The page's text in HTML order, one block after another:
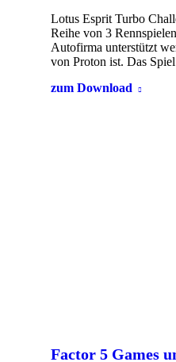
Lotus Esprit Turbo
Reihe von 3
Autofirma unterstützt
von Proton ist. Das
zum Download
Factor 5 Games